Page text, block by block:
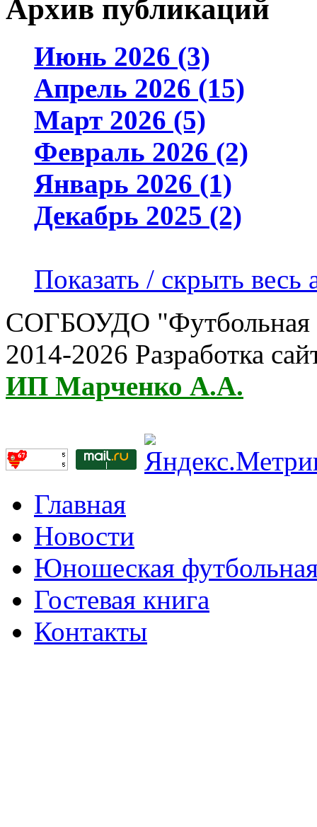
Архив публикаций
Июнь 2026 (3)
Апрель 2026 (15)
Март 2026 (5)
Февраль 2026 (2)
Январь 2026 (1)
Декабрь 2025 (2)
Показать / скрыть весь
СОГБОУДО "Футбольная
2014-2026 Разработка
ИП Марченко А.А.
Главная
Новости
Юношеская
Гостевая книга
Контакты